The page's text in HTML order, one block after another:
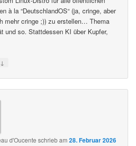
à la “DeutschlandOS“ (ja, cringe, aber
mehr cringe ;)) zu erstellen… Thema
und so. Stattdessen KI über Kupfer,
↓
d'Oucente schriebam28. Februar 2026